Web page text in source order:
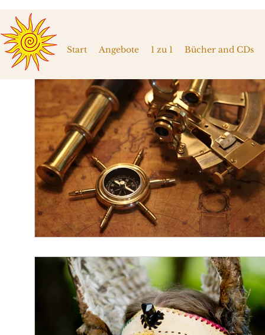
Start Angebote 1 zu 1 Bücher and CDs